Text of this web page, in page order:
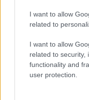
I want to allow
related to
I want to allow
related to security,
functionality and
user protection.
egész szót. Ha csak